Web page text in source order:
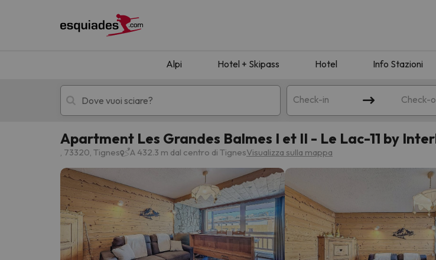
Alpi Hotel + Skipass Hotel Info Stazioni
Check-in Check-
Hotel + skipass Hotel di montagna
Ops, non abbiamo trovato alcun risultato corrispondente alla sua ricerca. Provare a
Apartment Les Grandes Balmes I et II - Le Lac-11 by
, 73320, Tignes A 432.3 m dal centro di TignesVisualizza sulla mappa